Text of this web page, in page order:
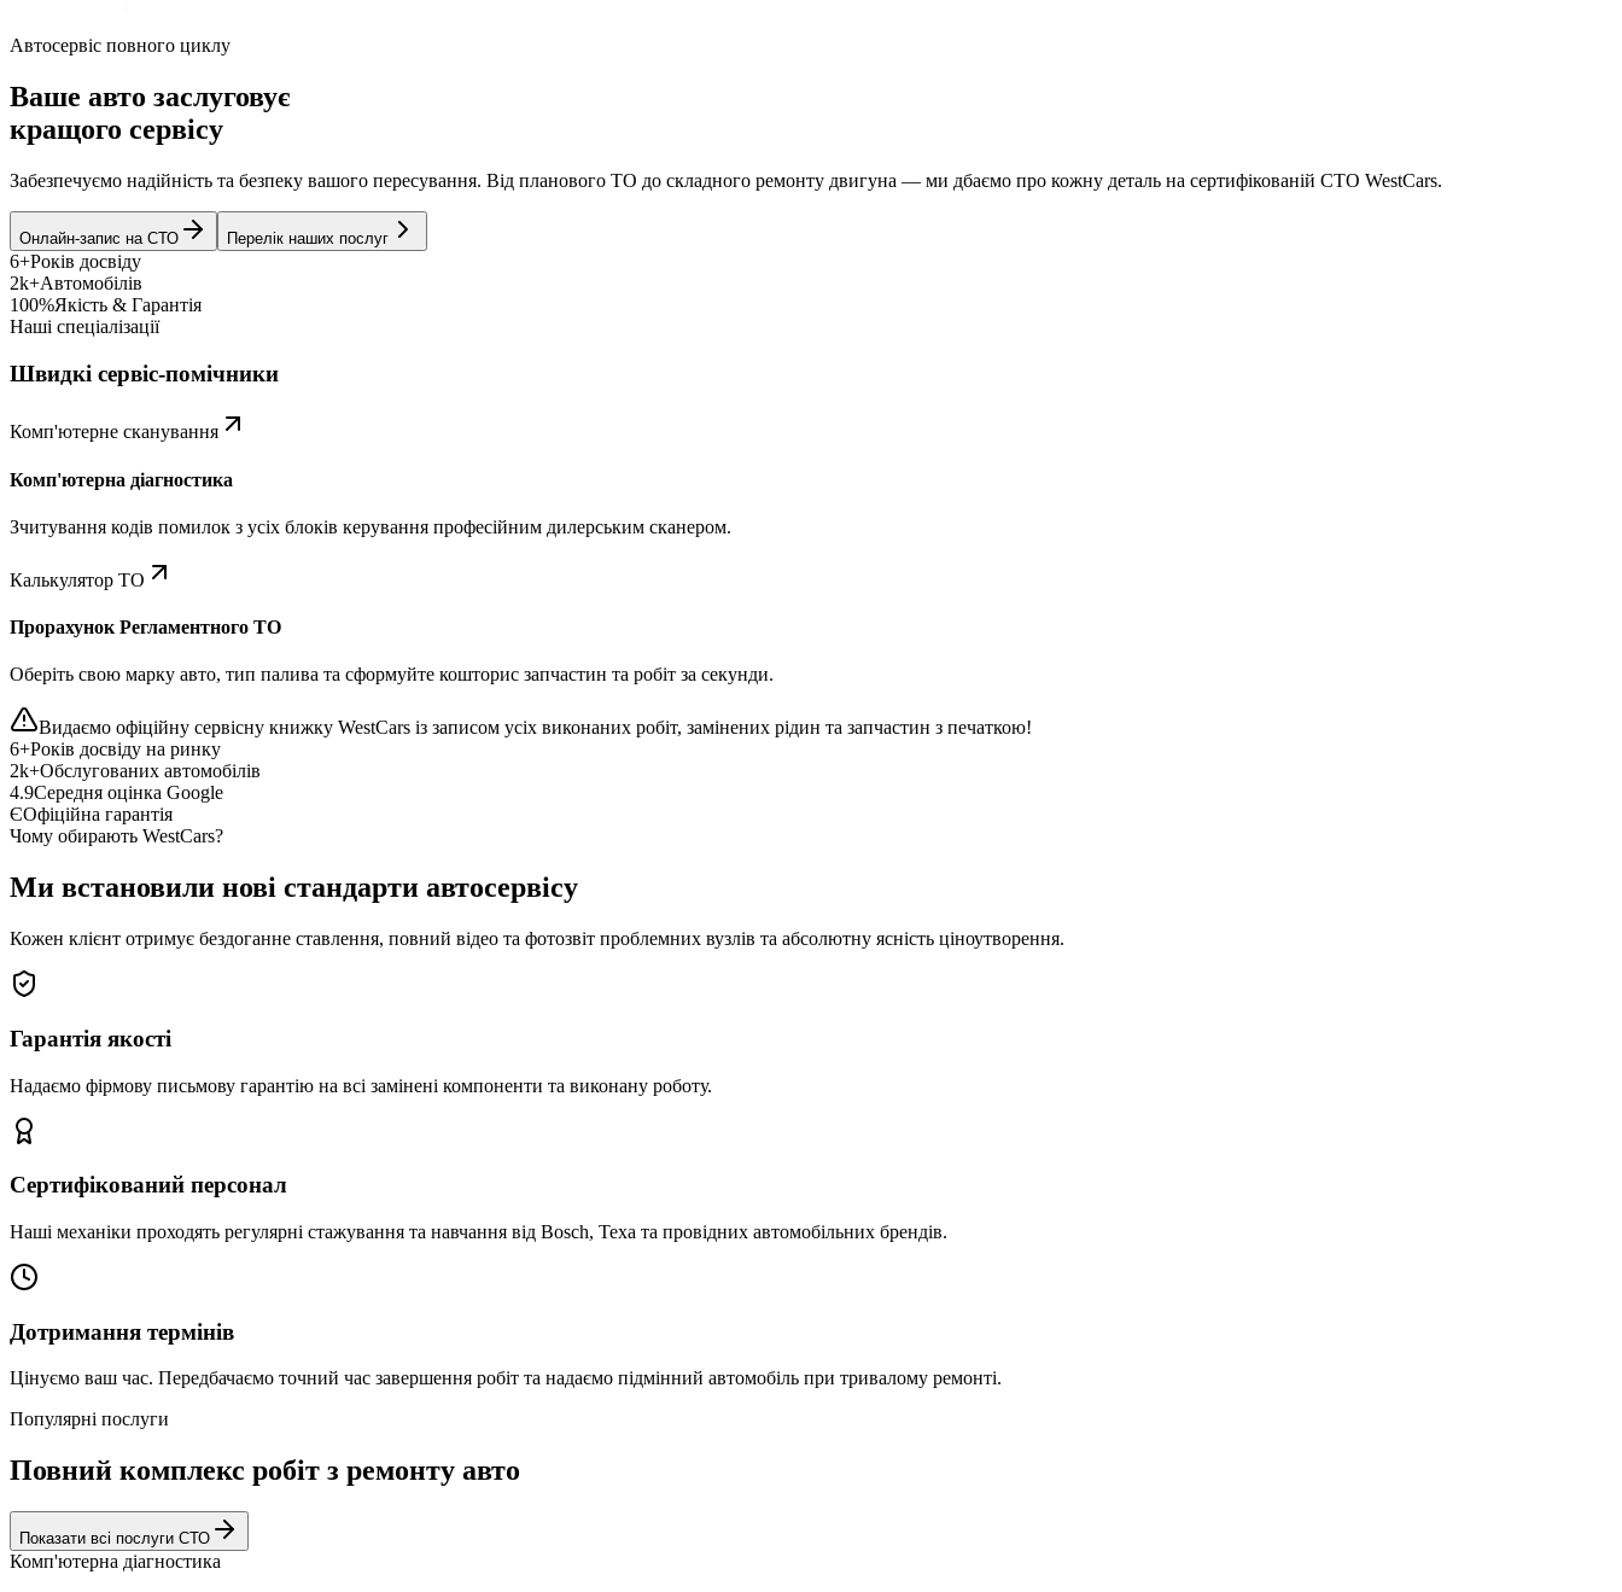
Автосервіс повного циклу
Ваше авто заслуговує
кращого сервісу
Забезпечуємо надійність та безпеку вашого пересування. Від планового ТО до складного ремонту двигуна — ми дбаємо про кожну деталь на сертифікованій СТО WestCars.
Онлайн-запис на СТО Перелік наших послуг
6+Років досвіду
2k+Автомобілів
100%Якість & Гарантія
Наші спеціалізації
Швидкі сервіс-помічники
Комп'ютерне сканування
Комп'ютерна діагностика
Зчитування кодів помилок з усіх блоків керування професійним дилерським сканером.
Калькулятор ТО
Прорахунок Регламентного ТО
Оберіть свою марку авто, тип палива та сформуйте кошторис запчастин та робіт за секунди.
Видаємо офіційну сервісну книжку WestCars із записом усіх виконаних робіт, замінених рідин та запчастин з печаткою!
6+Років досвіду на ринку
2k+Обслугованих автомобілів
4.9Середня оцінка Google
ЄОфіційна гарантія
Чому обирають WestCars?
Ми встановили нові стандарти автосервісу
Кожен клієнт отримує бездоганне ставлення, повний відео та фотозвіт проблемних вузлів та абсолютну ясність ціноутворення.
Гарантія якості
Надаємо фірмову письмову гарантію на всі замінені компоненти та виконану роботу.
Сертифікований персонал
Наші механіки проходять регулярні стажування та навчання від Bosch, Texa та провідних автомобільних брендів.
Дотримання термінів
Цінуємо ваш час. Передбачаємо точний час завершення робіт та надаємо підмінний автомобіль при тривалому ремонті.
Популярні послуги
Повний комплекс робіт з ремонту авто
Показати всі послуги СТО
Комп'ютерна діагностика